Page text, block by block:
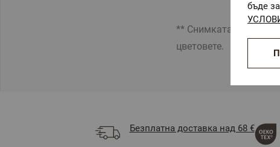
** Снимката е
цветовете.
Безплатна доставка над 68 €
бъде